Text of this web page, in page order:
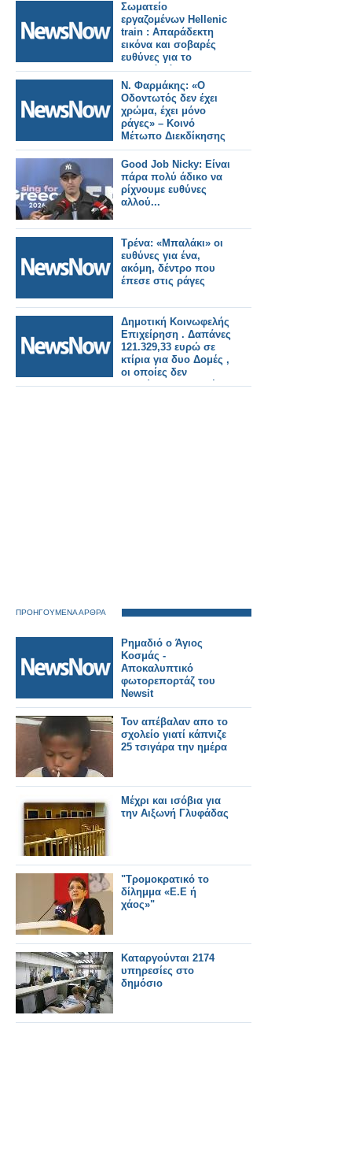
Σωματείο
εργαζομένων Hellenic
train : Απαράδεκτη
εικόνα και σοβαρές
ευθύνες για το
χθεσινό χάος στη
γραμμή Αεροδρομίου.
Ν. Φαρμάκης: «Ο
Οδοντωτός δεν έχει
χρώμα, έχει μόνο
ράγες» – Κοινό
Μέτωπο Διεκδίκησης
Good Job Nicky: Είναι
πάρα πολύ άδικο να
ρίχνουμε ευθύνες
αλλού...
Τρένα: «Μπαλάκι» οι
ευθύνες για ένα,
ακόμη, δέντρο που
έπεσε στις ράγες
Δημοτική Κοινωφελής
Επιχείρηση . Δαπάνες
121.329,33 ευρώ σε
κτίρια για δυο Δομές ,
οι οποίες δεν
λειτούργησαν ποτέ.
ΠΡΟΗΓΟΥΜΕΝΑ ΑΡΘΡΑ
Ρημαδιό ο Άγιος
Κοσμάς -
Αποκαλυπτικό
φωτορεπορτάζ του
Newsit
Τον απέβαλαν απο το
σχολείο γιατί κάπνιζε
25 τσιγάρα την ημέρα
Μέχρι και ισόβια για
την Αιξωνή Γλυφάδας
"Τρομοκρατικό το
δίλημμα «Ε.Ε ή
χάος»"
Καταργούνται 2174
υπηρεσίες στο
δημόσιο